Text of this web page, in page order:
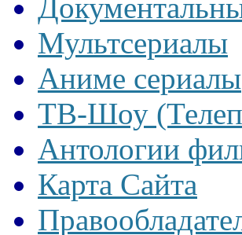
Мультсериалы
Аниме сериалы
ТВ-Шоу
Антологии
Карта Сайта